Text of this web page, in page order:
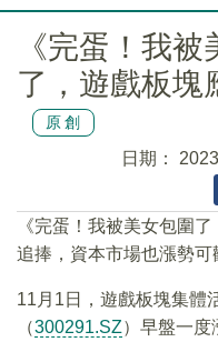
《完蛋！我
了，遊戲板塊
原創
日期：
《完蛋！我被美女包圍
追捧，資本市場也漲勢可
11月1日，遊戲板塊集體
（300291.SZ）早盤一度